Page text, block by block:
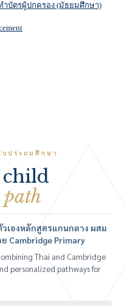
ำบัตรผู้ปกครอง (มัธยมศึกษา)
ประถมศึกษา
วเองหลักสูตรแกนกลาง ผสม
Cambridge Primary
Thai and Cambridge
personalized pathways for